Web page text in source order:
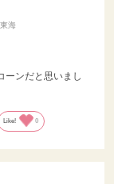
東海
ーンだと思いまし
Like! 0